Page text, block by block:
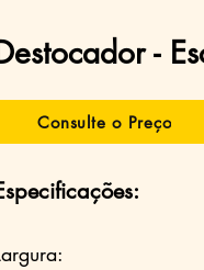
-
Consulte o Preço